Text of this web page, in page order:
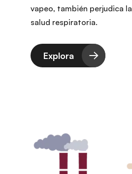
vapeo, también perjudica la
salud respiratoria.
Explora